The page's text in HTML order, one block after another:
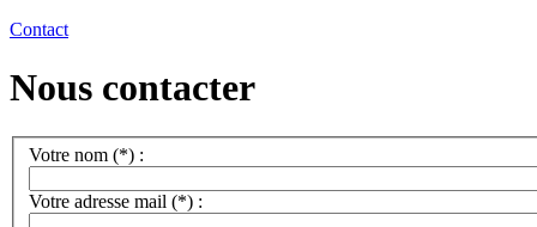
Contact
Nous contacter
Votre nom (*) :
Votre adresse mail (*) :